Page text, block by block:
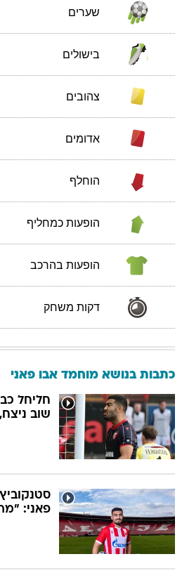
שערים
בישולים
צהובים
אדומים
הוחלף
הופעות כמחליף
הופעות בהרכב
דקות משחק
כתבות בנושא מוחמד אבו פאני
חליחל
שוב
פאני: